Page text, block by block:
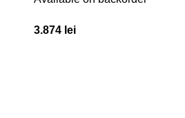
3.874 lei